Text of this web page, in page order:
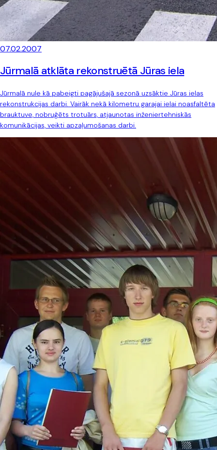
07.02.2007
Jūrmalā atklāta rekonstruētā Jūras iela
Jūrmalā nule kā pabeigti pagājušajā sezonā uzsāktie Jūras ielas
rekonstrukcijas darbi. Vairāk nekā kilometru garajai ielai noasfaltēta
brauktuve, nobruģēts trotuārs, atjaunotas inženiertehniskās
komunikācijas, veikti apzaļumošanas darbi.